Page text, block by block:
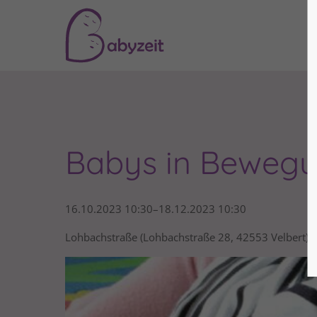
Login
Lost your password?
Mon -
Babys in
16.10.2023 10:30–18.12.2023 10:30
Lohbachstraße (Lohbachstraße 28, 42553 Velbert)